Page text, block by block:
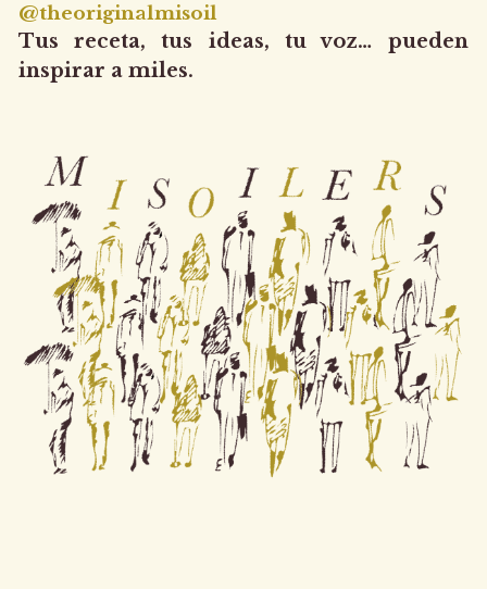
@theoriginalmisoil
Tus receta, tus ideas, tu voz… pueden
inspirar a miles.